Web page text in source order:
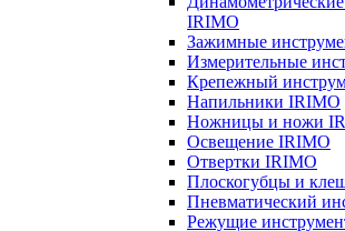
IRIMO
Зажимные
Измерительные
Крепежный
Напильники IRIMO
Ножницы и ножи
Освещение IRIMO
Отвертки IRIMO
Плоскогубцы и
Пневматический
Режущие